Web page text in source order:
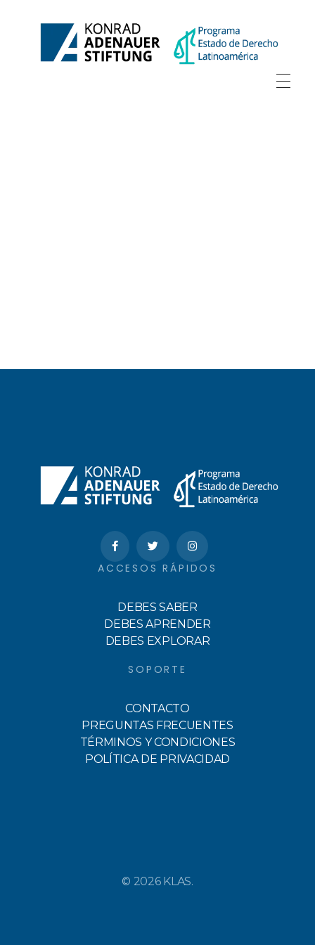
ACCESOS RÁPIDOS
DEBES SABER
DEBES APRENDER
DEBES EXPLORAR
SOPORTE
CONTACTO
PREGUNTAS FRECUENTES
TÉRMINOS Y CONDICIONES
POLÍTICA DE PRIVACIDAD
© 2026 KLAS.